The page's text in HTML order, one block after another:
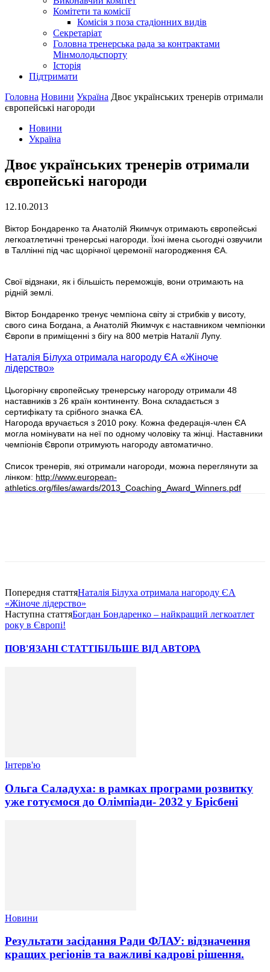
Комітети та комісії
Комісія з поза стадіонних видів
Секретаріат
Головна тренерська рада за контрактами
Мінмолодьспорту
Історія
Підтримати
Головна Новини Україна Двоє українських тренерів отримали
європейські нагороди
Новини
Україна
Двоє українських тренерів отримали
європейські нагороди
12.10.2013
Віктор Бондаренко та Анатолій Якимчук отримають європейські
легкоатлетичні тренерські нагороди. Їхні імена сьогодні озвучили
в Таллінні під час щорічної церемонії нагородження ЄА.
Свої відзнаки, як і більшість переможців, вони отримають на
рідній землі.
Віктор Бондаренко тренує чемпіона світу зі стрибків у висоту,
свого сина Богдана, а Анатолій Якимчук є наставником чемпіонки
Європи в приміщенні з бігу на 800 метрів Наталії Лупу.
Наталія Білуха отримала нагороду ЄА «Жіноче
лідерство»
Цьогорічну європейську тренерську нагороду отримали 48
наставників з 26 країн континенту. Вона складається з
сертифікату та срібного значка ЄА.
Нагорода вручається з 2010 року. Кожна федерація-член ЄА
могла номінувати на неї по одному чоловіку та жінці. Наставники
чемпіонів Європи отримують нагороду автоматично.
Список тренерів, які отримали нагороди, можна переглянути за
лінком: http://www.european-
athletics.org/files/awards/2013_Coaching_Award_Winners.pdf
Попередня статтяНаталія Білуха отримала нагороду ЄА
«Жіноче лідерство»
Наступна статтяБогдан Бондаренко – найкращий легкоатлет
року в Європі!
ПОВ'ЯЗАНІ СТАТТІБІЛЬШЕ ВІД АВТОРА
Інтерв'ю
Ольга Саладуха: в рамках програми розвитку
уже готуємося до Олімпіади- 2032 у Брісбені
Новини
Результати засідання Ради ФЛАУ: відзначення
кращих регіонів та важливі кадрові рішення.